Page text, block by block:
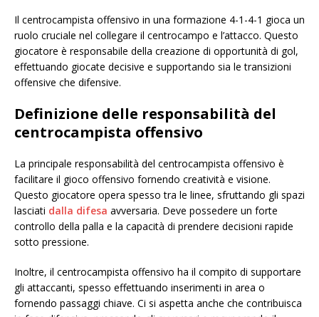
Il centrocampista offensivo in una formazione 4-1-4-1 gioca un
ruolo cruciale nel collegare il centrocampo e l’attacco. Questo
giocatore è responsabile della creazione di opportunità di gol,
effettuando giocate decisive e supportando sia le transizioni
offensive che difensive.
Definizione delle responsabilità del
centrocampista offensivo
La principale responsabilità del centrocampista offensivo è
facilitare il gioco offensivo fornendo creatività e visione.
Questo giocatore opera spesso tra le linee, sfruttando gli spazi
lasciati dalla difesa avversaria. Deve possedere un forte
controllo della palla e la capacità di prendere decisioni rapide
sotto pressione.
Inoltre, il centrocampista offensivo ha il compito di supportare
gli attaccanti, spesso effettuando inserimenti in area o
fornendo passaggi chiave. Ci si aspetta anche che contribuisca